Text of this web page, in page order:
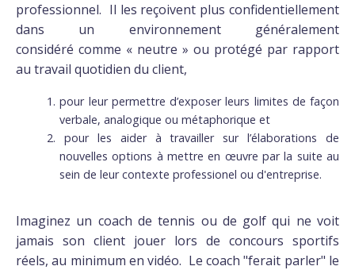
professionnel. Il les reçoivent plus confidentiellement
dans un environnement généralement
considéré comme « neutre » ou protégé par rapport
au travail quotidien du client,
pour leur permettre d’exposer leurs limites de façon
verbale, analogique ou métaphorique et
pour les aider à travailler sur l’élaborations de
nouvelles options à mettre en œuvre par la suite au
sein de leur contexte professionel ou d'entreprise.
Imaginez un coach de tennis ou de golf qui ne voit
jamais son client jouer lors de concours sportifs
réels, au minimum en vidéo. Le coach "ferait parler" le